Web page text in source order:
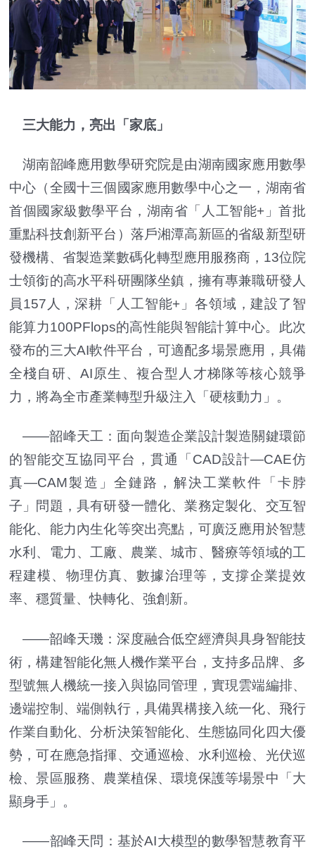
三大能力，亮出「家底」
湖南韶峰應用數學研究院是由湖南國家應用數學
中心（全國十三個國家應用數學中心之一，湖南省
首個國家級數學平台，湖南省「人工智能+」首批
重點科技創新平台）落戶湘潭高新區的省級新型研
發機構、省製造業數碼化轉型應用服務商，13位院
士領銜的高水平科研團隊坐鎮，擁有專兼職研發人
員157人，深耕「人工智能+」各領域，建設了智
能算力100PFlops的高性能與智能計算中心。此次
發布的三大AI軟件平台，可適配多場景應用，具備
全棧自研、AI原生、複合型人才梯隊等核心競爭
力，將為全市產業轉型升級注入「硬核動力」。
——韶峰天工：面向製造企業設計製造關鍵環節
的智能交互協同平台，貫通「CAD設計—CAE仿
真—CAM製造」全鏈路，解決工業軟件「卡脖
子」問題，具有研發一體化、業務定製化、交互智
能化、能力內生化等突出亮點，可廣泛應用於智慧
水利、電力、工廠、農業、城市、醫療等領域的工
程建模、物理仿真、數據治理等，支撐企業提效
率、穩質量、快轉化、強創新。
——韶峰天璣：深度融合低空經濟與具身智能技
術，構建智能化無人機作業平台，支持多品牌、多
型號無人機統一接入與協同管理，實現雲端編排、
邊端控制、端側執行，具備異構接入統一化、飛行
作業自動化、分析決策智能化、生態協同化四大優
勢，可在應急指揮、交通巡檢、水利巡檢、光伏巡
檢、景區服務、農業植保、環境保護等場景中「大
顯身手」。
——韶峰天問：基於AI大模型的數學智慧教育平